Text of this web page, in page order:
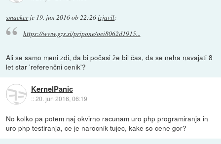
smackerje 19. jun 2016 ob 22:26izjavil:
https://www.gzs.si/pripone/oei8062d1915...
Ali se samo meni zdi, da bi počasi že bil čas, da se neha navajati 8
let star 'referenčni cenik'?
KernelPanic
::20. jun 2016, 06:19
No kolko pa potem naj okvirno racunam uro php programiranja in
uro php testiranja, ce je narocnik tujec, kake so cene gor?